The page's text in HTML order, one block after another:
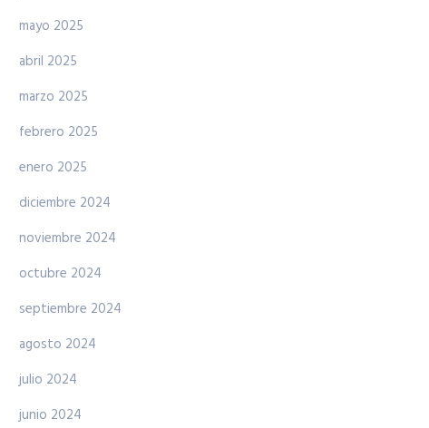
mayo 2025
abril 2025
marzo 2025
febrero 2025
enero 2025
diciembre 2024
noviembre 2024
octubre 2024
septiembre 2024
agosto 2024
julio 2024
junio 2024